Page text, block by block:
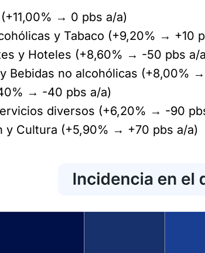
→ 0 pbs a/a)
y Tabaco (+9,20% → +10
y Hoteles (+8,60% → -50 pbs a/
Bebidas no alcohólicas (+8,00%
→ -40 pbs a/a)
diversos (+6,20% → -90
y Cultura (+5,90% → +70 pbs a/a)